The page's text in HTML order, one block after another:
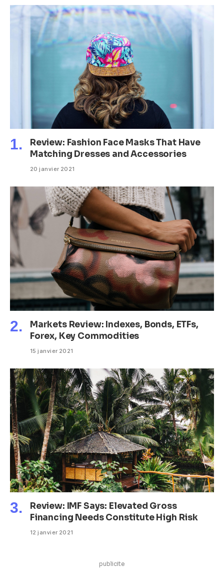
Review: Fashion Face Masks That Have
Matching Dresses and Accessories
20 janvier 2021
Markets Review: Indexes, Bonds, ETFs,
Forex, Key Commodities
15 janvier 2021
Review: IMF Says: Elevated Gross
Financing Needs Constitute High Risk
12 janvier 2021
publicite